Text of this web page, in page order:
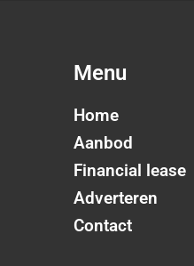
Menu
Home
Aanbod
Financial lease
Adverteren
Contact